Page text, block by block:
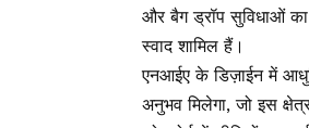
और बैग ड्रॉप सुविधाओं
स्वाद शामिल हैं।
एनआईए के डिज़ाईन में
अनुभव मिलेगा, जो इस